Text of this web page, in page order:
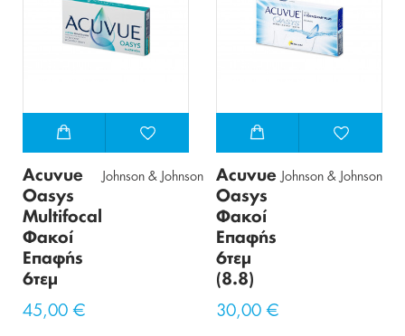
Acuvue
Oasys
Multifocal
Φακοί
Επαφής
6τεμ
Johnson & Johnson
45,00 €
Acuvue
Oasys
Φακοί
Επαφής
6τεμ
(8.8)
Johnson & Johnson
30,00 €